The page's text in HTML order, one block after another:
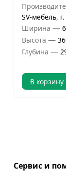
SV-мебель,
Ширина —
Высота —
Глубина —
В корзину
Сервис и